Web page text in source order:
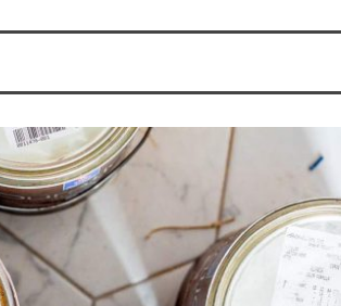
drewnianych: wpływ na